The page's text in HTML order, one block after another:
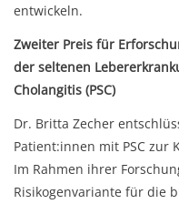
entwickeln.
Zweiter Preis für
der seltenen
Cholangitis (PSC)
Dr. Britta Zecher
Patient:innen mit PSC zur
Im Rahmen ihrer
Risikogenvariante für die